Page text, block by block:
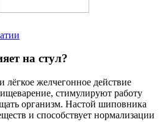
на стул?
лёгкое желчегонное действие
стимулируют работу
организм. Настой шиповника
и способствует нормализации